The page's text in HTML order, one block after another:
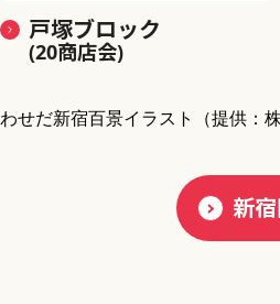
戸塚ブロック
(20商店会)
わせだ新宿百景イラスト （提供：
新